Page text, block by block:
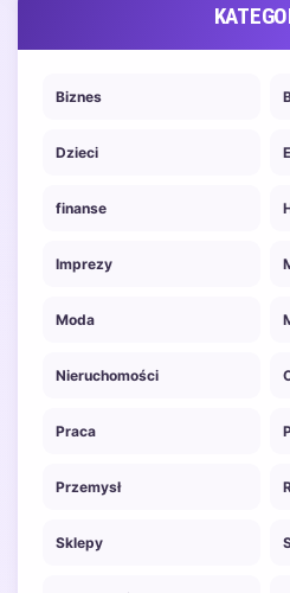
Biznes
Dzieci
finanse
Imprezy
Moda
Nieruchomości
Praca
Przemysł
Sklepy